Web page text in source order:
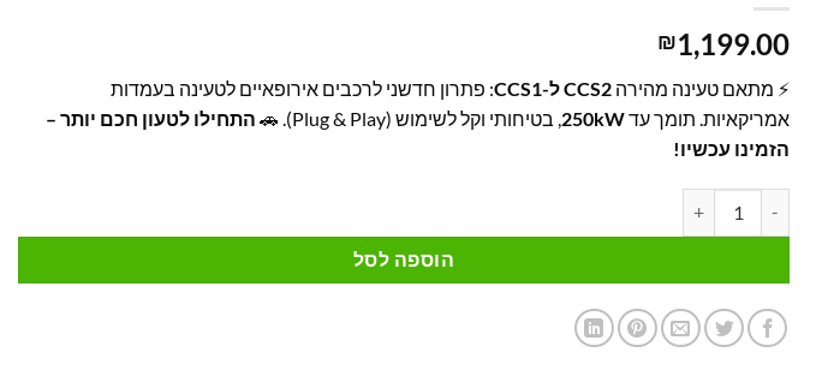
₪1,199.00
⚡ מתאם טעינה מהירה CCS2 ל-CCS1
: פתרון חדשני לרכבים אירופאיים לטעינה בעמדות
אמריקאיות. תומך עד250kW , בטיחותי וקל לשימוש (Plug & Play). 🚗
התחילו לטעון חכם יותר –
הזמינו עכשיו!
הוספה לסל